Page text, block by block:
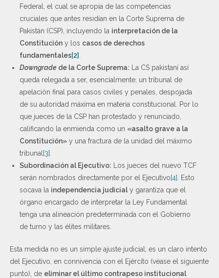
Federal, el cual se apropia de las competencias
cruciales que antes residían en la Corte Suprema de
Pakistán (CSP), incluyendo la interpretación de la
Constitución y los casos de derechos
fundamentales[2]
Downgrade de la Corte Suprema: La CS pakistaní así
queda relegada a ser, esencialmente, un tribunal de
apelación final para casos civiles y penales, despojada
de su autoridad máxima en materia constitucional. Por lo
que jueces de la CSP han protestado y renunciado,
calificando la enmienda como un «asalto grave a la
Constitución» y una fractura de la unidad del máximo
tribunal [3]
Subordinación al Ejecutivo: Los jueces del nuevo TCF
serán nombrados directamente por el Ejecutivo[4]
. Esto
socava la independencia judicial y garantiza que el
órgano encargado de interpretar la Ley Fundamental
tenga una alineación predeterminada con el Gobierno
de turno y las élites militares.
Esta medida no es un simple ajuste judicial; es un claro intento
del Ejecutivo, en connivencia con el Ejército (véase el siguiente
punto), de eliminar el último contrapeso institucional